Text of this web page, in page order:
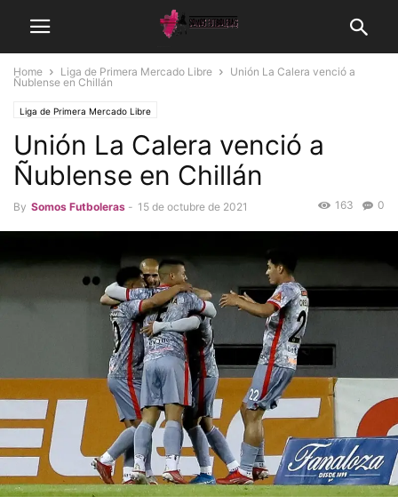
Home Liga de Primera Mercado Libre
Unión La Calera venció a
Ñublense en Chillán
Liga de Primera Mercado Libre
Unión La Calera venció a
Ñublense en Chillán
By Somos Futboleras - 15 de octubre de 2021 0
163